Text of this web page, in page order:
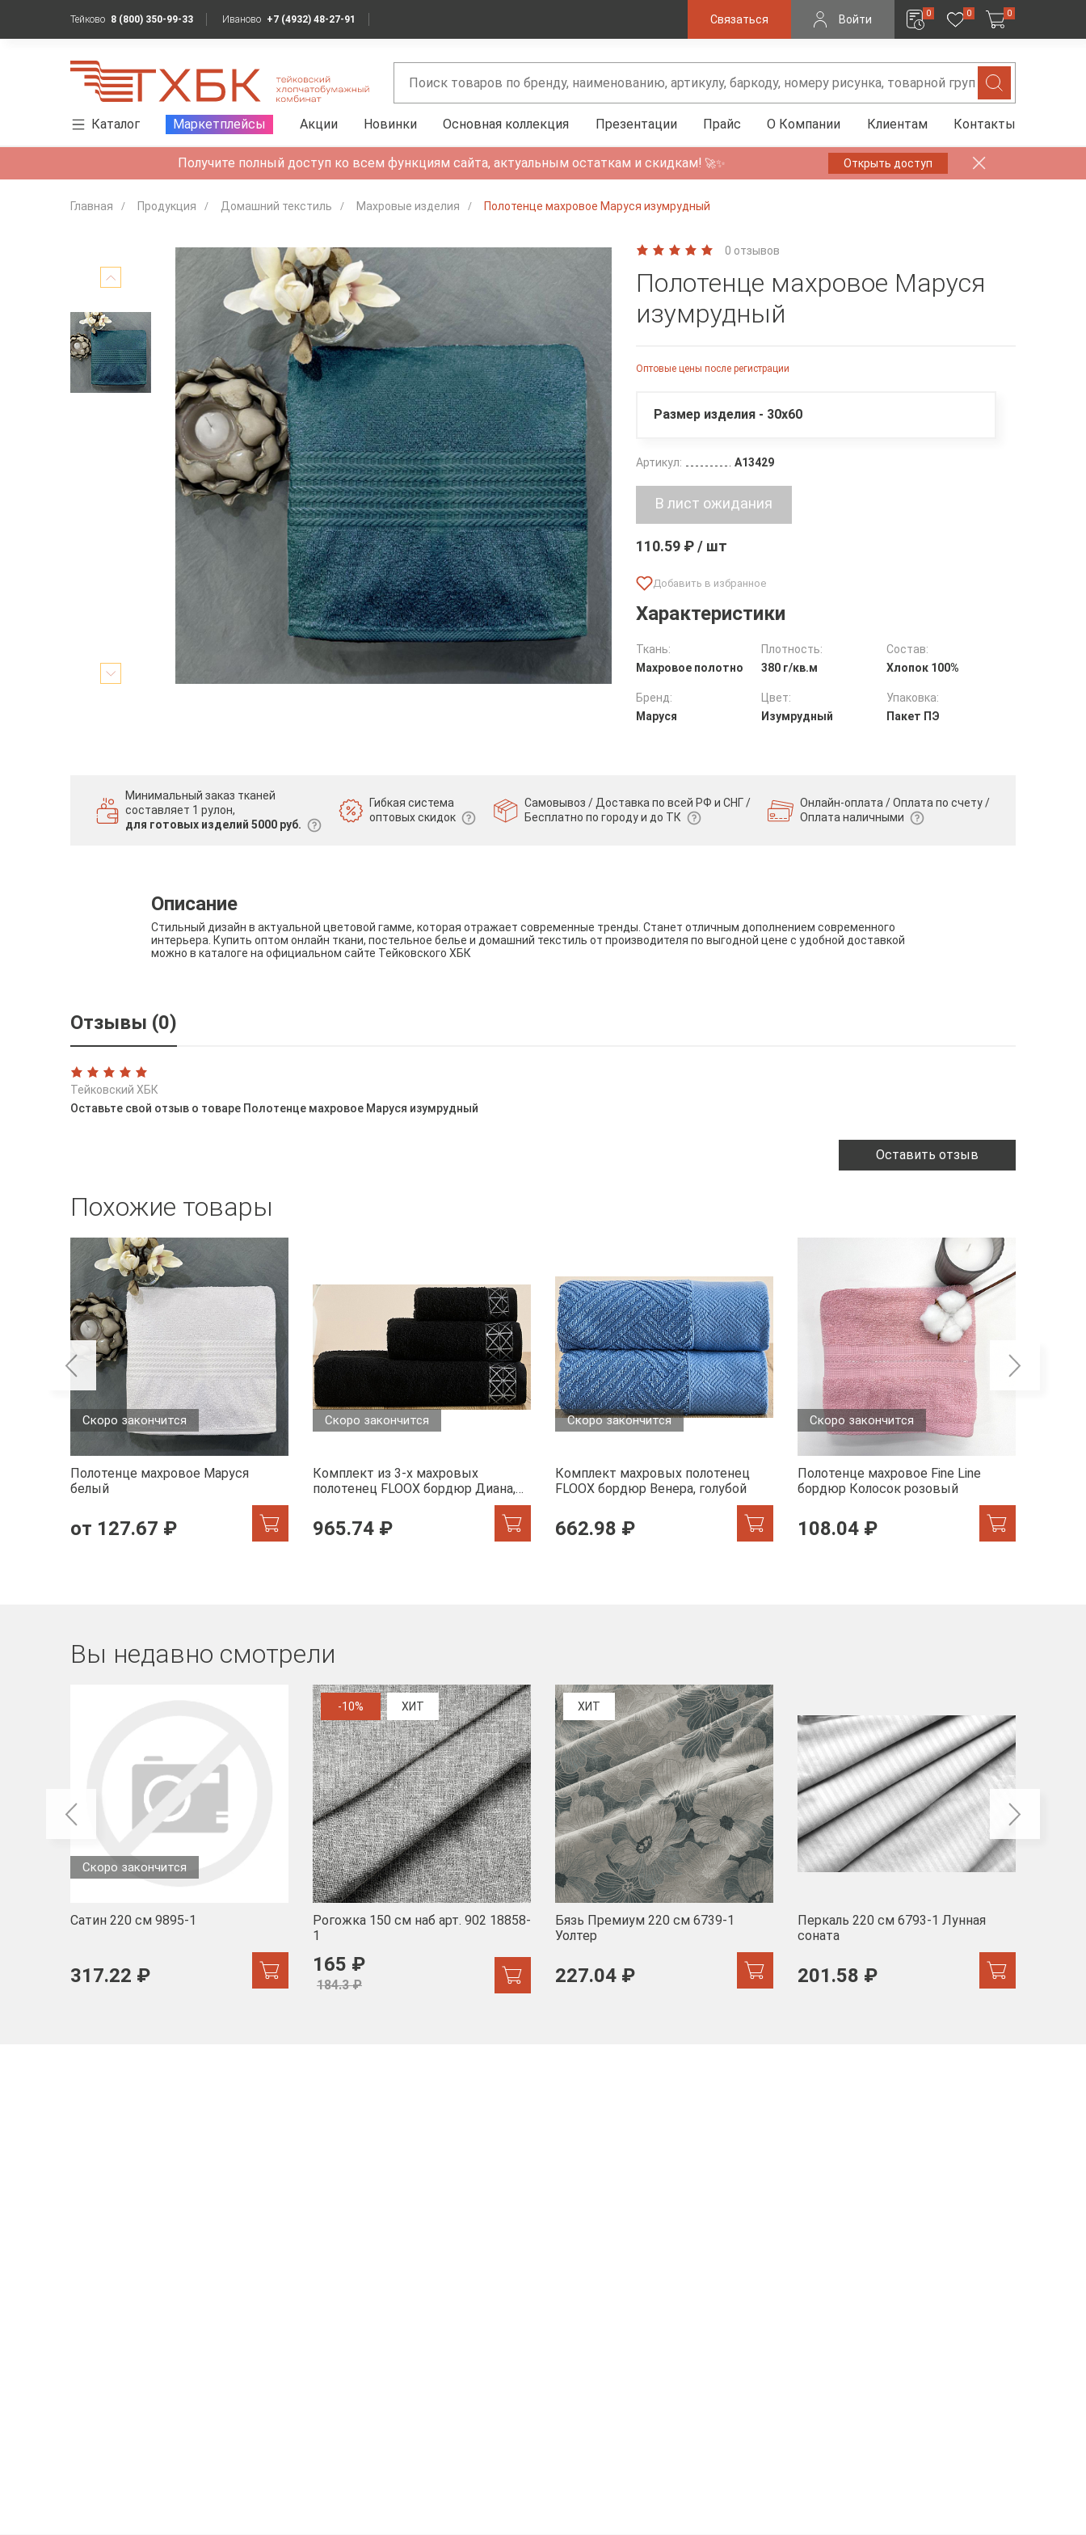
Тейково 8 (800) 350-99-33 Иваново +7 (4932) 48-27-91 Связаться Войти 0 0 0
Каталог Маркетплейсы Акции Новинки Основная коллекция Презентации Прайс О Компании Клиентам Контакты
Получите полный доступ ко всем функциям сайта, актуальным остаткам и скидкам! 🚀✨ Открыть доступ
Главная Продукция Домашний текстиль Махровые изделия Полотенце махровое Маруся изумрудный
0 отзывов
Полотенце махровое Маруся
изумрудный
Оптовые цены после регистрации
Размер изделия - 30х60
Артикул: A13429
110.59 ₽ / шт
Характеристики
Ткань:
Махровое полотно
Плотность:
380 г/кв.м
Состав:
Хлопок 100%
Бренд:
Маруся
Цвет:
Изумрудный
Упаковка:
Пакет ПЭ
Минимальный заказ тканей
составляет 1 рулон,
для готовых изделий 5000 руб.
Гибкая система
оптовых скидок
Самовывоз / Доставка по всей РФ и СНГ /
Бесплатно по городу и до ТК
Онлайн-оплата / Оплата по счету /
Оплата наличными
Описание
Стильный дизайн в актуальной цветовой гамме, которая отражает современные тренды. Станет отличным дополнением современного
интерьера. Купить оптом онлайн ткани, постельное белье и домашний текстиль от производителя по выгодной цене с удобной доставкой
можно в каталоге на официальном сайте Тейковского ХБК
Отзывы (0)
Тейковский ХБК
Оставьте свой отзыв о товаре Полотенце махровое Маруся изумрудный
Оставить отзыв
Похожие товары
Скоро закончится
Полотенце махровое Маруся
белый
от 127.67 ₽
Скоро закончится
Комплект из 3-х махровых
полотенец FLOOX бордюр Диана,
965.74 ₽
Скоро закончится
Комплект махровых полотенец
FLOOX бордюр Венера, голубой
662.98 ₽
Скоро закончится
Полотенце махровое Fine Line
бордюр Колосок розовый
108.04 ₽
Вы недавно смотрели
Скоро закончится
Сатин 220 см 9895-1
317.22 ₽
-10% ХИТ
Рогожка 150 см наб арт. 902 18858-
1
165 ₽
184.3 ₽
ХИТ
Бязь Премиум 220 см 6739-1
Уолтер
227.04 ₽
Перкаль 220 см 6793-1 Лунная
соната
201.58 ₽